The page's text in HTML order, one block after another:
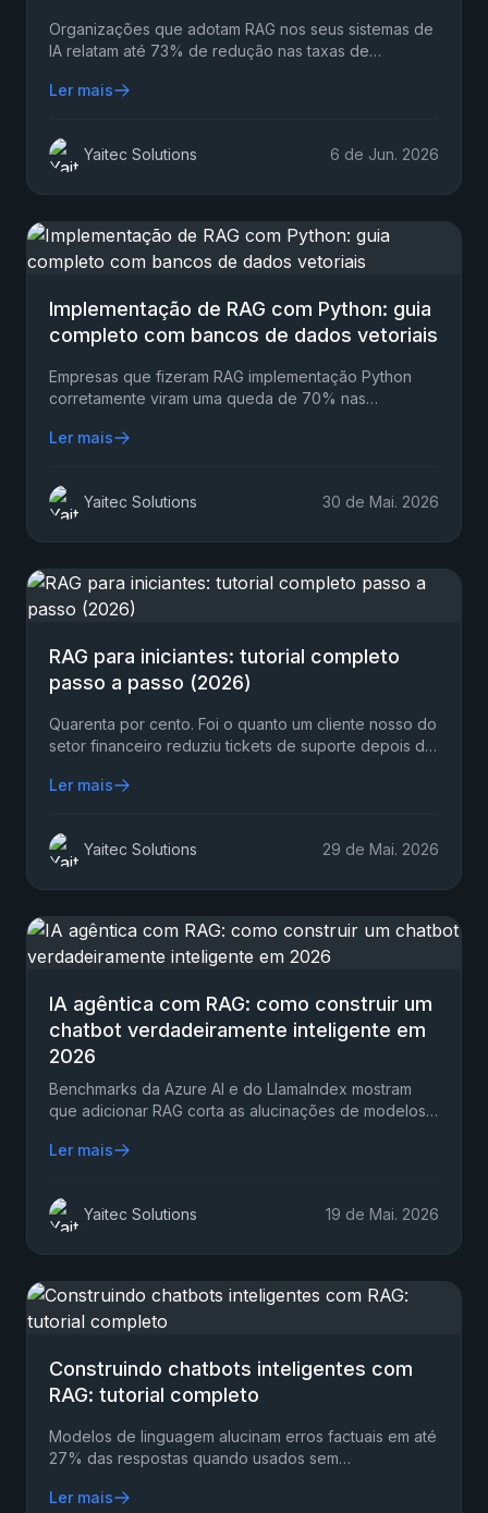
Organizações que adotam RAG nos seus sistemas de
IA relatam até 73% de redução nas taxas de
publicada em 2024.
Ler mais
Yaitec Solutions 6 de Jun. 2026
Implementação de RAG com Python: guia
completo com bancos de dados vetoriais
Empresas que fizeram RAG implementação Python
corretamente viram uma queda de 70% nas
geradas por IA…
Ler mais
Yaitec Solutions 30 de Mai. 2026
RAG para iniciantes: tutorial completo
passo a passo (2026)
Quarenta por cento. Foi o quanto um cliente nosso do
setor financeiro reduziu tickets de suporte depois de
Ler mais
Yaitec Solutions 29 de Mai. 2026
IA agêntica com RAG: como construir um
chatbot verdadeiramente inteligente em
2026
Benchmarks da Azure AI e do LlamaIndex mostram
que adicionar RAG corta as alucinações de modelos
Ler mais
Yaitec Solutions 19 de Mai. 2026
Construindo chatbots inteligentes com
RAG: tutorial completo
Modelos de linguagem alucinam erros factuais em até
27% das respostas quando usados sem
em até 76%…
Ler mais